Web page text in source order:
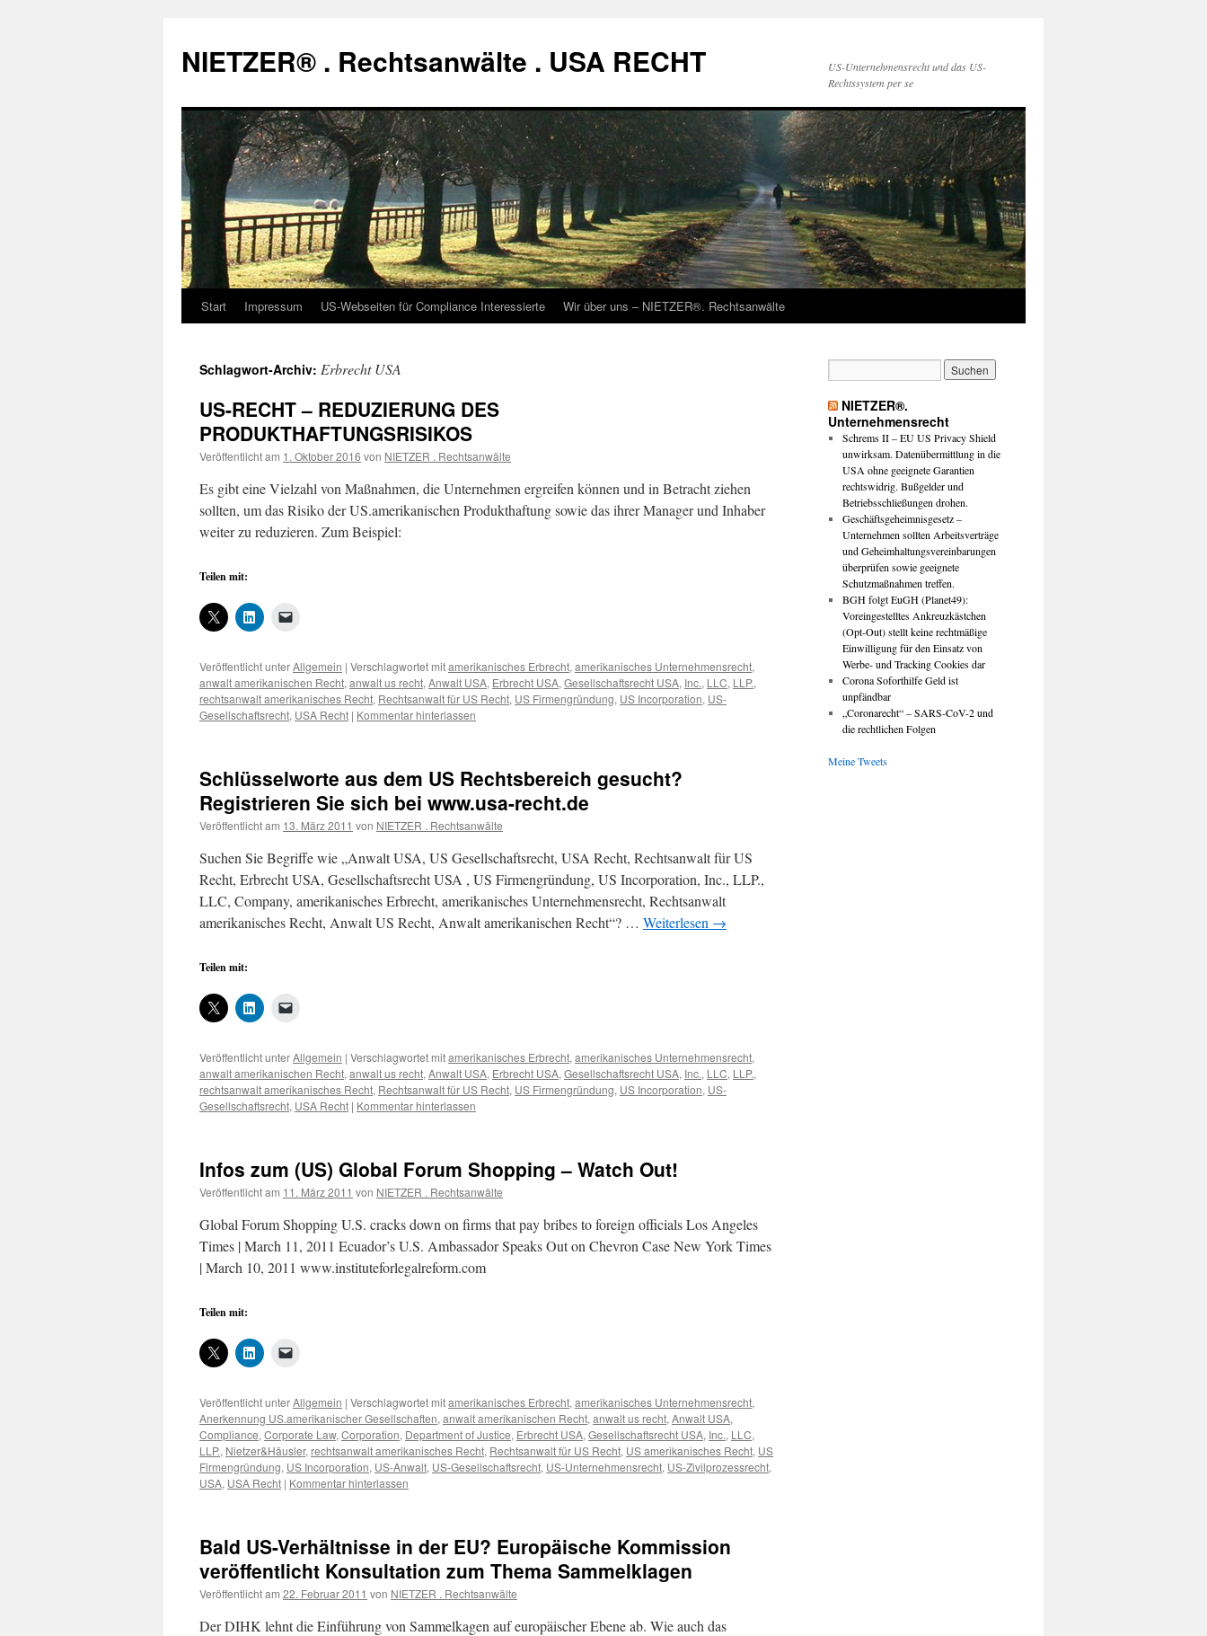
springen
NIETZER® . Rechtsanwälte . USA RECHT
US-Unternehmensrecht und das US-
Rechtssystem per se
Start Impressum US-Webseiten für Compliance Interessierte Wir über uns – NIETZER®. Rechtsanwälte
Schlagwort-Archiv: Erbrecht USA
US-RECHT – REDUZIERUNG DES
PRODUKTHAFTUNGSRISIKOS
Veröffentlicht am 1. Oktober 2016 von NIETZER . Rechtsanwälte
Es gibt eine Vielzahl von Maßnahmen, die Unternehmen ergreifen können und in Betracht ziehen
sollten, um das Risiko der US.amerikanischen Produkthaftung sowie das ihrer Manager und Inhaber
weiter zu reduzieren. Zum Beispiel:
Teilen mit:
Veröffentlicht unterAllgemein | Verschlagwortet mitamerikanisches Erbrecht, amerikanisches Unternehmensrecht,
anwalt amerikanischen Recht, anwalt us recht, Anwalt USA, Erbrecht USA, Gesellschaftsrecht USA, Inc., LLC, LLP.,
rechtsanwalt amerikanisches Recht, Rechtsanwalt für US Recht, US Firmengründung, US Incorporation, US-
Gesellschaftsrecht, USA Recht | Kommentar hinterlassen
Schlüsselworte aus dem US Rechtsbereich gesucht?
Registrieren Sie sich bei www.usa-recht.de
Veröffentlicht am 13. März 2011 von NIETZER . Rechtsanwälte
Suchen Sie Begriffe wie „Anwalt USA, US Gesellschaftsrecht, USA Recht, Rechtsanwalt für US
Recht, Erbrecht USA, Gesellschaftsrecht USA , US Firmengründung, US Incorporation, Inc., LLP.,
LLC, Company, amerikanisches Erbrecht, amerikanisches Unternehmensrecht, Rechtsanwalt
amerikanisches Recht, Anwalt US Recht, Anwalt amerikanischen Recht“? … Weiterlesen →
Teilen mit:
Veröffentlicht unterAllgemein | Verschlagwortet mitamerikanisches Erbrecht, amerikanisches Unternehmensrecht,
anwalt amerikanischen Recht, anwalt us recht, Anwalt USA, Erbrecht USA, Gesellschaftsrecht USA, Inc., LLC, LLP.,
rechtsanwalt amerikanisches Recht, Rechtsanwalt für US Recht, US Firmengründung, US Incorporation, US-
Gesellschaftsrecht, USA Recht | Kommentar hinterlassen
Infos zum (US) Global Forum Shopping – Watch Out!
Veröffentlicht am 11. März 2011 von NIETZER . Rechtsanwälte
Global Forum Shopping U.S. cracks down on firms that pay bribes to foreign officials Los Angeles
Times | March 11, 2011 Ecuador’s U.S. Ambassador Speaks Out on Chevron Case New York Times
| March 10, 2011 www.instituteforlegalreform.com
Teilen mit:
Veröffentlicht unterAllgemein | Verschlagwortet mitamerikanisches Erbrecht, amerikanisches Unternehmensrecht,
Anerkennung US.amerikanischer Gesellschaften, anwalt amerikanischen Recht, anwalt us recht, Anwalt USA,
Compliance, Corporate Law, Corporation, Department of Justice, Erbrecht USA, Gesellschaftsrecht USA, Inc., LLC,
LLP., Nietzer&Häusler, rechtsanwalt amerikanisches Recht, Rechtsanwalt für US Recht, US amerikanisches Recht, US
Firmengründung, US Incorporation, US-Anwalt, US-Gesellschaftsrecht, US-Unternehmensrecht, US-Zivilprozessrecht,
USA, USA Recht | Kommentar hinterlassen
Bald US-Verhältnisse in der EU? Europäische Kommission
veröffentlicht Konsultation zum Thema Sammelklagen
Veröffentlicht am 22. Februar 2011 von NIETZER . Rechtsanwälte
Der DIHK lehnt die Einführung von Sammelkagen auf europäischer Ebene ab. Wie auch das
NIETZER®.
Unternehmensrecht
Schrems II – EU US Privacy Shield
unwirksam. Datenübermittlung in die
USA ohne geeignete Garantien
rechtswidrig. Bußgelder und
Betriebsschließungen drohen.
Geschäftsgeheimnisgesetz –
Unternehmen sollten Arbeitsverträge
und Geheimhaltungsvereinbarungen
überprüfen sowie geeignete
Schutzmaßnahmen treffen.
BGH folgt EuGH (Planet49):
Voreingestelltes Ankreuzkästchen
(Opt-Out) stellt keine rechtmäßige
Einwilligung für den Einsatz von
Werbe- und Tracking Cookies dar
Corona Soforthilfe Geld ist
unpfändbar
„Coronarecht“ – SARS-CoV-2 und
die rechtlichen Folgen
Meine Tweets